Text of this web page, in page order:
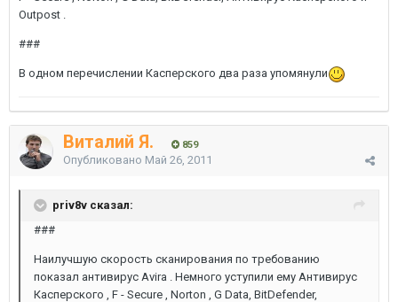
Outpost .
###
В одном перечислении Касперского два раза упомянули
Виталий Я. 859
Опубликовано Май 26, 2011
priv8v сказал:
###
Наилучшую скорость сканирования по требованию
показал антивирус Avira . Немного уступили ему Антивирус
Касперского , F - Secure , Norton , G Data, BitDefender,